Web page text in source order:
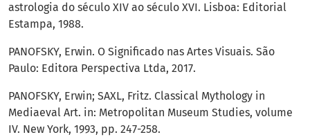
astrologia do século XIV ao século XVI. Lisboa: Editorial
Estampa, 1988.
PANOFSKY, Erwin. O Significado nas Artes Visuais. São
Paulo: Editora Perspectiva Ltda, 2017.
PANOFSKY, Erwin; SAXL, Fritz. Classical Mythology in
Mediaeval Art. in: Metropolitan Museum Studies, volume
IV. New York, 1993, pp. 247-258.